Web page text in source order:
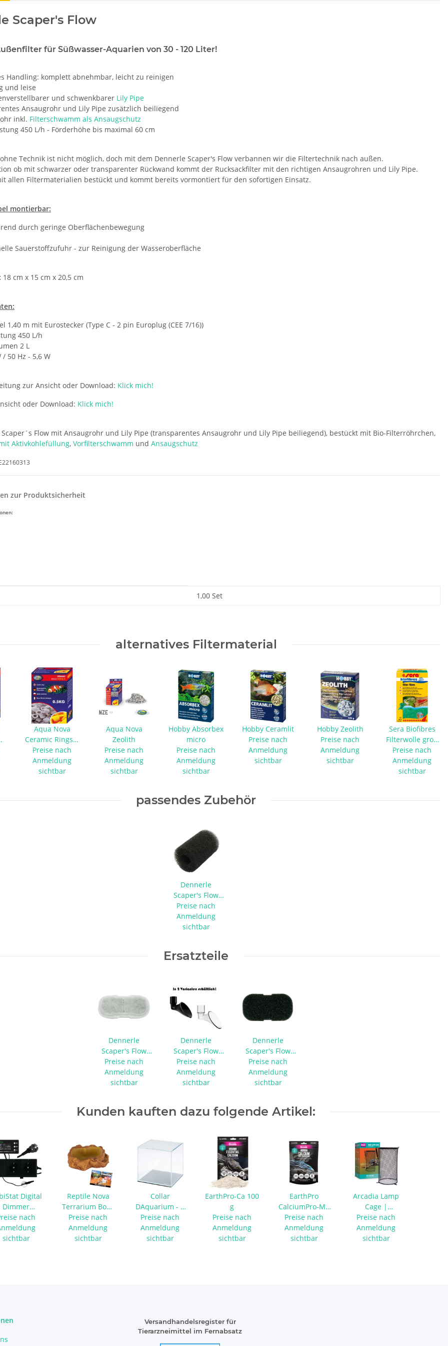
Scaper's Flow
für Süßwasser-Aquarien von 30 - 120 Liter!
Handling: komplett abnehmbar, leicht zu reinigen
und leise
und schwenkbarer Lily Pipe
Ansaugrohr und Lily Pipe zusätzlich beiliegend
inkl. Filterschwamm als Ansaugschutz
450 L/h - Förderhöhe bis maximal 60 cm
Technik ist nicht möglich, doch mit dem Dennerle Scaper's Flow verbannen wir die Filtertechnik nach außen.
ob mit schwarzer oder transparenter Rückwand kommt der Rucksackfilter mit den richtigen Ansaugrohren und Lily Pipe.
allen Filtermaterialien bestückt und kommt bereits vormontiert für den sofortigen Einsatz.
montierbar:
durch geringe Oberflächenbewegung
Sauerstoffzufuhr - zur Reinigung der Wasseroberfläche
18 cm x 15 cm x 20,5 cm
1,40 m mit Eurostecker (Type C - 2 pin Europlug (CEE 7/16))
450 L/h
2 L
/ 50 Hz - 5,6 W
zur Ansicht oder Download: Klick mich!
oder Download: Klick mich!
Scaper´s Flow mit Ansaugrohr und Lily Pipe (transparentes Ansaugrohr und Lily Pipe beiliegend), bestückt mit Bio-Filterröhrchen,
Aktivkohlefüllung, Vorfilterschwamm und Ansaugschutz
zur Produktsicherheit
1,00 Set
alternatives Filtermaterial
Aqua Nova
Ceramic Rings |
Filtermedium
Preise nach
Anmeldung
sichtbar
Aqua Nova
Zeolith
Preise nach
Anmeldung
sichtbar
Hobby Absorbex
micro
Preise nach
Anmeldung
sichtbar
Hobby Ceramlit
Preise nach
Anmeldung
sichtbar
Hobby Zeolith
Preise nach
Anmeldung
sichtbar
Sera Biofibres
Filterwolle grob
- 40 g
Preise nach
Anmeldung
sichtbar
passendes Zubehör
Dennerle
Scaper's Flow
Ansaugschutz
Preise nach
Anmeldung
sichtbar
Ersatzteile
Dennerle
Scaper's Flow
Feinfilter-Pad
mit
Aktivkohlefüllung
Preise nach
Anmeldung
sichtbar
Dennerle
Scaper's Flow
Lily Pipe
Preise nach
Anmeldung
sichtbar
Dennerle
Scaper's Flow
Vorfilterschwamm
Preise nach
Anmeldung
sichtbar
Kunden kauften dazu folgende Artikel:
Digital
Dimmer
Night 600 W
nach
sichtbar
Reptile Nova
Terrarium Bowl
S |
Wasserschale
Preise nach
Anmeldung
sichtbar
Collar
DAquarium - 5
Liter Weißglas
Aquarium Cube
Preise nach
Anmeldung
sichtbar
EarthPro-Ca 100
g
Preise nach
Anmeldung
sichtbar
EarthPro
CalciumPro-Mg
450 g
Preise nach
Anmeldung
sichtbar
Arcadia Lamp
Cage |
Lampenschutzkäfig
Preise nach
Anmeldung
sichtbar
Versandhandelsregister für
Tierarzneimittel im Fernabsatz